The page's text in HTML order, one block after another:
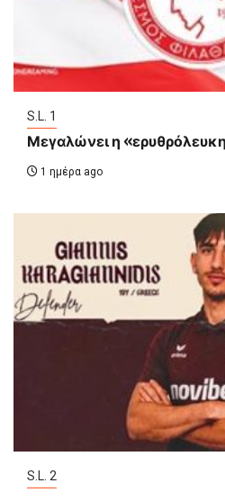
S.L. 1
Μεγαλώνει η
1 ημέρα ago
S.L. 2